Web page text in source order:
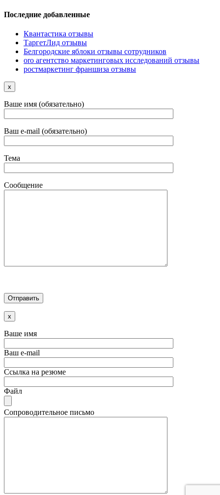
Последние добавленные
Квантастика отзывы
ТаргетЛид отзывы
Белгородские яблоки отзывы сотрудников
oro агентство маркетинговых исследований отзывы
ростмаркетинг франшиза отзывы
x
Ваше имя (обязательно)
Ваш e-mail (обязательно)
Тема
Сообщение
x
Ваше имя
Ваш e-mail
Ссылка на резюме
Файл
Сопроводительное письмо